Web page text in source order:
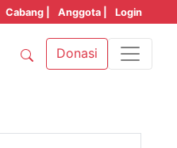
Cabang | Anggota | Login
Donasi